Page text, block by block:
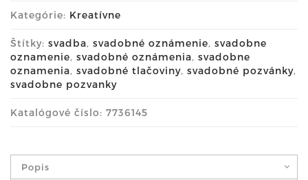
Kategórie: Kreatívne
Štítky: svadba, svadobné oznámenie, svadobne
oznamenie, svadobné oznámenia, svadobne
oznamenia, svadobné tlačoviny, svadobné pozvánky,
svadobne pozvanky
Katalógové číslo: 7736145
Popis